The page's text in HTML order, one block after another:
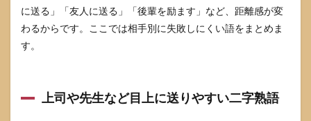
に送る」「友人に送る」「後輩を励ます」など、距離感が変
わるからです。ここでは相手別に失敗しにくい語をまとめま
す。
上司や先生など目上に送りやすい二字熟語